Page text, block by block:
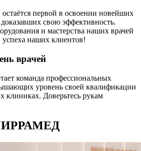
первой в освоении новейших
свою эффективность.
и мастерства наших врачей
успеха наших клиентов!
врачей
команда профессиональных
уровень своей квалификации
клиниках. Доверьтесь рукам